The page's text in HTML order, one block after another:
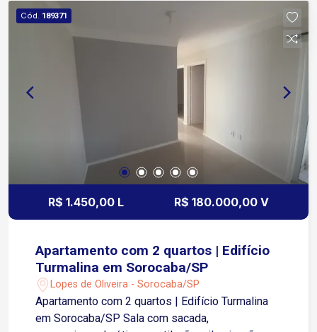
principais vias da zona norte de Sorocaba, com
grande movimento e ampla variedade de
comércios, restaurantes, supermercados e
regiões norte e central da cidade, sendo uma
conexão urbana. Entre em contato e agende uma
Cód. 189371
R$ 1.450,00 L R$ 180.000,00 V
Apartamento com 2 quartos | Edifício
Turmalina em Sorocaba/SP
Lopes de Oliveira - Sorocaba/SP
Apartamento com 2 quartos | Edifício Turmalina
em Sorocaba/SP Sala com sacada,